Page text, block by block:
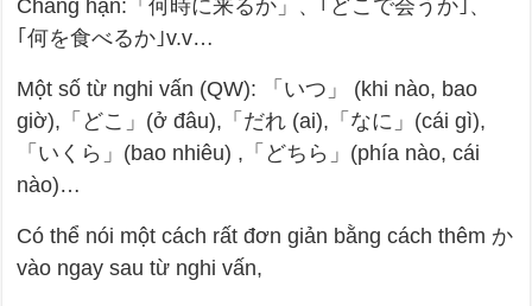
Chẳng hạn:「何時に来るか」、｢どこで会うか｣、
｢何を食べるか｣v.v…
Một số từ nghi vấn (QW): 「いつ」 (khi nào, bao
giờ),「どこ」(ở đâu),「だれ (ai),「なに」(cái gì),
「いくら」(bao nhiêu) ,「どちら」(phía nào, cái
nào)…
Có thể nói một cách rất đơn giản bằng cách thêm か
vào ngay sau từ nghi vấn,